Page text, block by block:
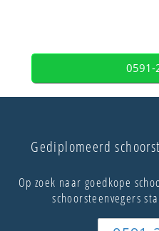
0591-
Gediplomeerd
Op zoek naar goedkope
schoorsteenvegers